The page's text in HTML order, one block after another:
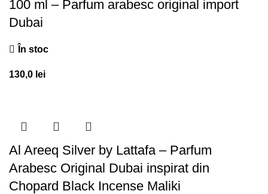
100 ml – Parfum arabesc original import
Dubai
În stoc
130,0 lei
Al Areeq Silver by Lattafa – Parfum
Arabesc Original Dubai inspirat din
Chopard Black Incense Maliki